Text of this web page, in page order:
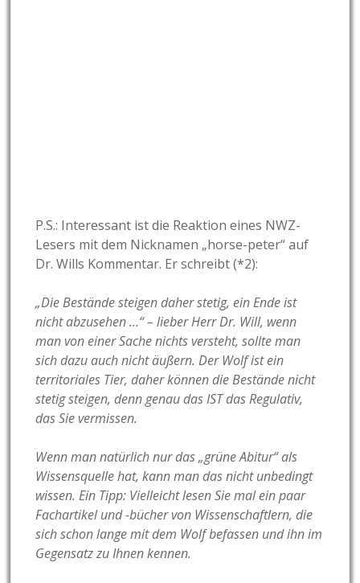
P.S.: Interessant ist die Reaktion eines NWZ-
Lesers mit dem Nicknamen „horse-peter“ auf
Dr. Wills Kommentar. Er schreibt (*2):
„Die Bestände steigen daher stetig, ein Ende ist
nicht abzusehen …“ – lieber Herr Dr. Will, wenn
man von einer Sache nichts versteht, sollte man
sich dazu auch nicht äußern. Der Wolf ist ein
territoriales Tier, daher können die Bestände nicht
stetig steigen, denn genau das IST das Regulativ,
das Sie vermissen.
Wenn man natürlich nur das „grüne Abitur“ als
Wissensquelle hat, kann man das nicht unbedingt
wissen. Ein Tipp: Vielleicht lesen Sie mal ein paar
Fachartikel und -bücher von Wissenschaftlern, die
sich schon lange mit dem Wolf befassen und ihn im
Gegensatz zu Ihnen kennen.